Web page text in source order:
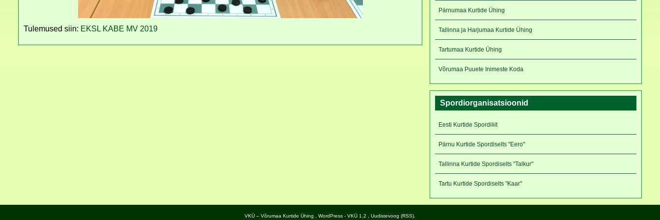
Tulemused siin: EKSL KABE MV 2019
Pärnumaa Kurtide Ühing
Tallinna ja Harjumaa Kurtide Ühing
Tartumaa Kurtide Ühing
Võrumaa Puuete Inimeste Koda
Spordiorganisatsioonid
Eesti Kurtide Spordiliit
Pärnu Kurtide Spordiselts "Eero"
Tallinna Kurtide Spordiselts "Talkur"
Tartu Kurtide Spordiselts "Kaar"
VKÜ – Võrumaa Kurtide Ühing WordPress - VKÜ 1.2 , Uudistevoog (RSS)